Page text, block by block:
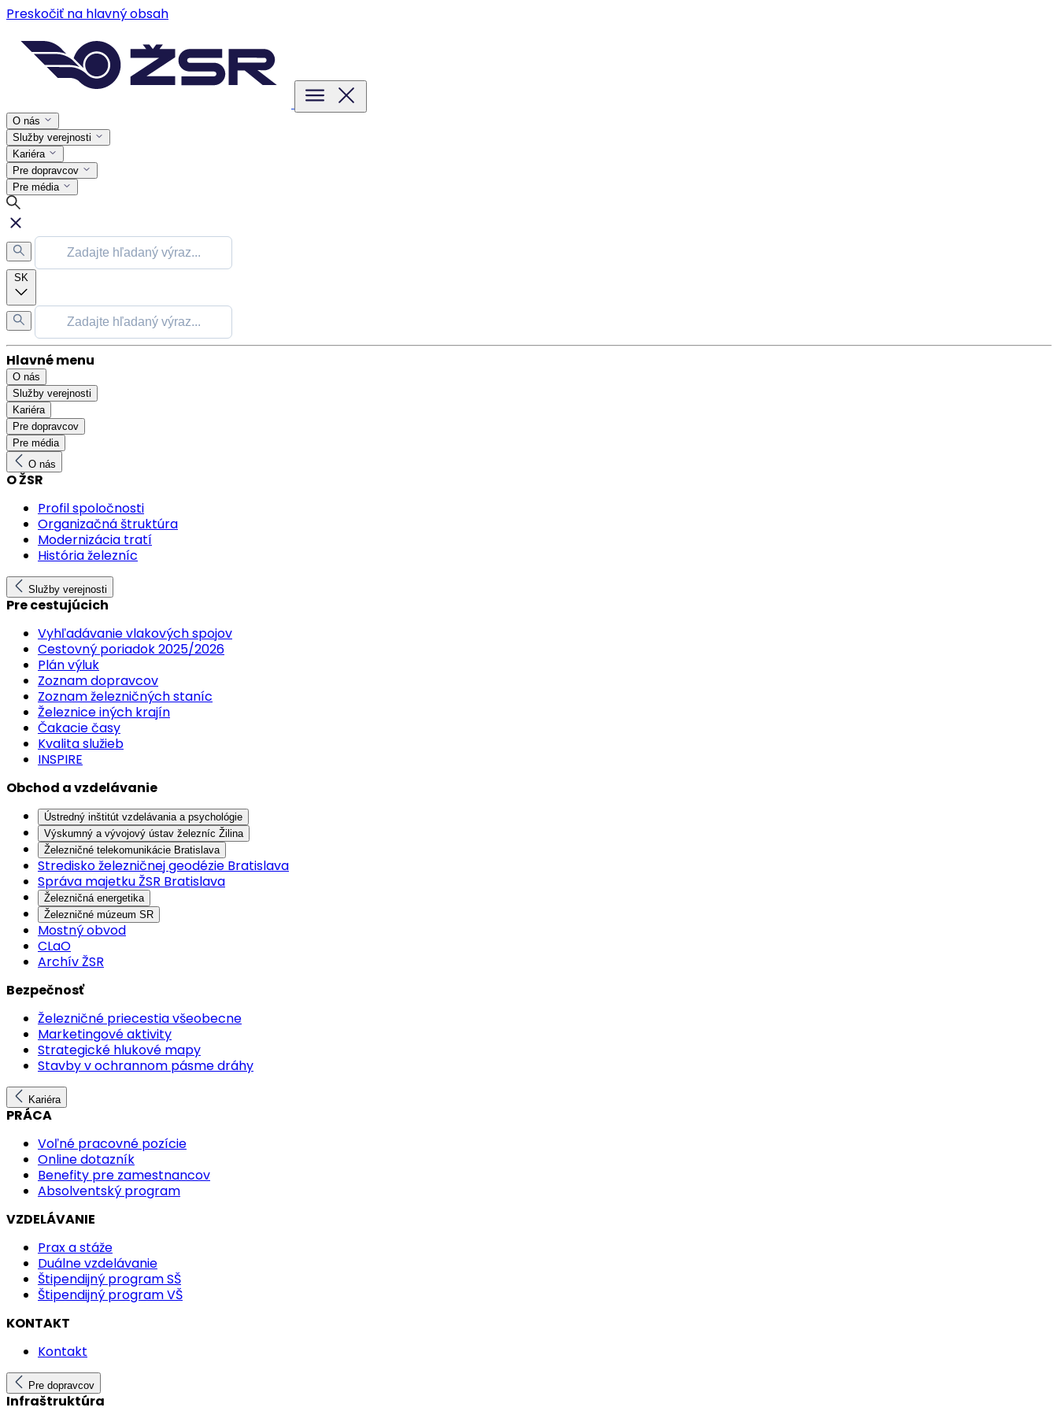
Preskočiť na hlavný obsah
O nás
Služby verejnosti
Kariéra
Pre dopravcov
Pre média
SK
Hlavné menu
O nás
Služby verejnosti
Kariéra
Pre dopravcov
Pre média
O nás
O ŽSR
Profil spoločnosti
Organizačná štruktúra
Modernizácia tratí
História železníc
Služby verejnosti
Pre cestujúcich
Vyhľadávanie vlakových spojov
Cestovný poriadok 2025/2026
Plán výluk
Zoznam dopravcov
Zoznam železničných staníc
Železnice iných krajín
Čakacie časy
Kvalita služieb
INSPIRE
Obchod a vzdelávanie
Ústredný inštitút vzdelávania a psychológie
Výskumný a vývojový ústav železníc Žilina
Železničné telekomunikácie Bratislava
Stredisko železničnej geodézie Bratislava
Správa majetku ŽSR Bratislava
Železničná energetika
Železničné múzeum SR
Mostný obvod
CLaO
Archív ŽSR
Bezpečnosť
Železničné priecestia všeobecne
Marketingové aktivity
Strategické hlukové mapy
Stavby v ochrannom pásme dráhy
Kariéra
PRÁCA
Voľné pracovné pozície
Online dotazník
Benefity pre zamestnancov
Absolventský program
VZDELÁVANIE
Prax a stáže
Duálne vzdelávanie
Štipendijný program SŠ
Štipendijný program VŠ
KONTAKT
Kontakt
Pre dopravcov
Infraštruktúra